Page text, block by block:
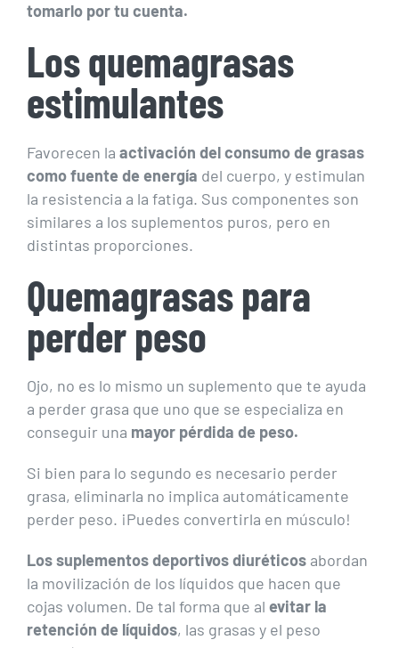
tomarlo por tu cuenta.
Los quemagrasas
estimulantes
Favorecen la activación del consumo de grasas
como fuente de energía del cuerpo, y estimulan
la resistencia a la fatiga. Sus componentes son
similares a los suplementos puros, pero en
distintas proporciones.
Quemagrasas para
perder peso
Ojo, no es lo mismo un suplemento que te ayuda
a perder grasa que uno que se especializa en
conseguir una mayor pérdida de peso.
Si bien para lo segundo es necesario perder
grasa, eliminarla no implica automáticamente
perder peso. ¡Puedes convertirla en músculo!
Los suplementos deportivos diuréticos abordan
la movilización de los líquidos que hacen que
cojas volumen. De tal forma que al evitar la
retención de líquidos, las grasas y el peso